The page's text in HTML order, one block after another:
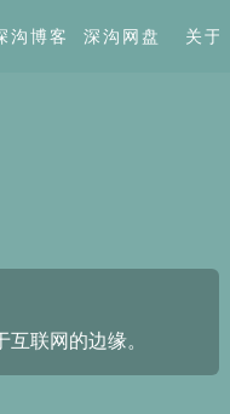
沟博客 深沟网盘 关于
联网的边缘。